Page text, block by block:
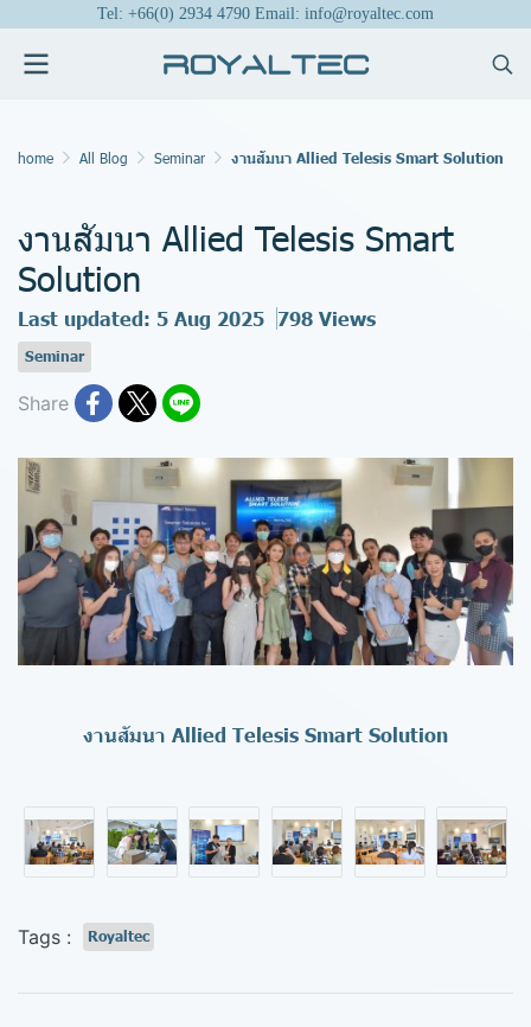
Tel: +66(0) 2934 4790 Email: info@royaltec.com
home All Blog Seminar งานสัมนา Allied Telesis Smart Solution
งานสัมนา Allied Telesis Smart
Solution
Last updated: 5 Aug 2025 798 Views
Seminar
Share
งานสัมนา Allied Telesis Smart Solution
Tags : Royaltec